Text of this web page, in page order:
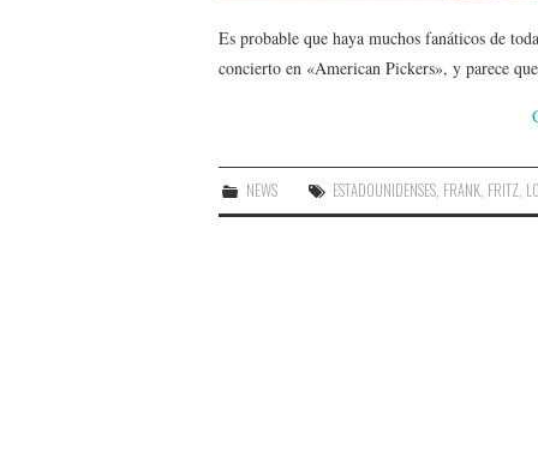
Es probable que haya muchos fanáticos de
concierto en «American Pickers», y parece
NEWS ESTADOUNIDENSES FRANK FRITZ